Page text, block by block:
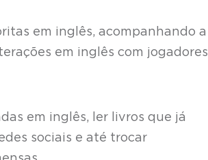
em inglês, acompanhando a
em inglês com jogadores
em inglês, ler livros que já
sociais e até trocar